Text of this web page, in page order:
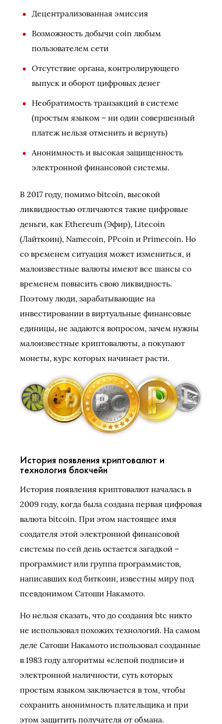
Децентрализованная эмиссия
Возможность добычи coin любым
пользователем сети
Отсутствие органа, контролирующего
выпуск и оборот цифровых денег
Необратимость транзакций в системе
(простым языком – ни один совершенный
платеж нельзя отменить и вернуть)
Анонимность и высокая защищенность
электронной финансовой системы.
В 2017 году, помимо bitcoin, высокой
ликвидностью отличаются такие цифровые
деньги, как Ethereum (Эфир), Litecoin
(Лайткоин), Namecoin, PPcoin и Primecoin. Но
со временем ситуация может измениться, и
малоизвестные валюты имеют все шансы со
временем повысить свою ликвидность.
Поэтому люди, зарабатывающие на
инвестировании в виртуальные финансовые
единицы, не задаются вопросом, зачем нужны
малоизвестные криптовалюты, а покупают
монеты, курс которых начинает расти.
История появления криптовалют и
технология блокчейн
История появления криптовалют началась в
2009 году, когда была создана первая цифровая
валюта bitcoin. При этом настоящее имя
создателя этой электронной финансовой
системы по сей день остается загадкой –
программист или группа программистов,
написавших код биткоин, известны миру под
псевдонимом Сатоши Накамото.
Но нельзя сказать, что до создания btc никто
не использовал похожих технологий. На самом
деле Сатоши Накамото использовал созданные
в 1983 году алгоритмы «слепой подписи» и
электронной наличности, суть которых
простым языком заключается в том, чтобы
сохранить анонимность плательщика и при
этом защитить получателя от обмана.